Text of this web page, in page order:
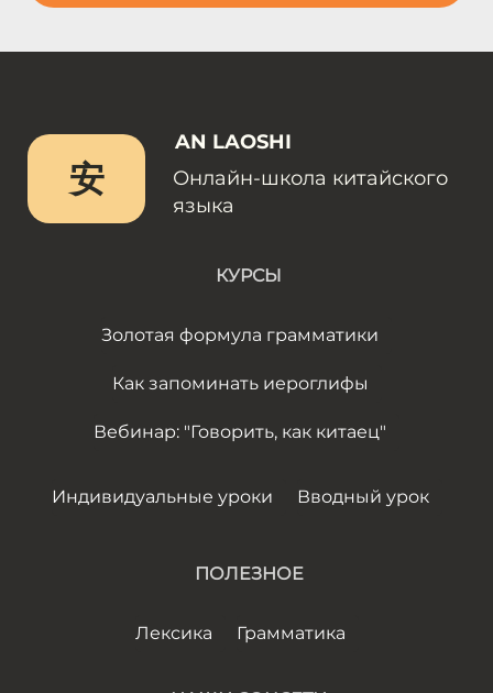
安
AN LAOSHI
Онлайн-школа китайского
языка
КУРСЫ
Золотая формула грамматики
Как запоминать иероглифы
Вебинар: "Говорить, как китаец"
Индивидуальные уроки Вводный урок
ПОЛЕЗНОЕ
Лексика Грамматика